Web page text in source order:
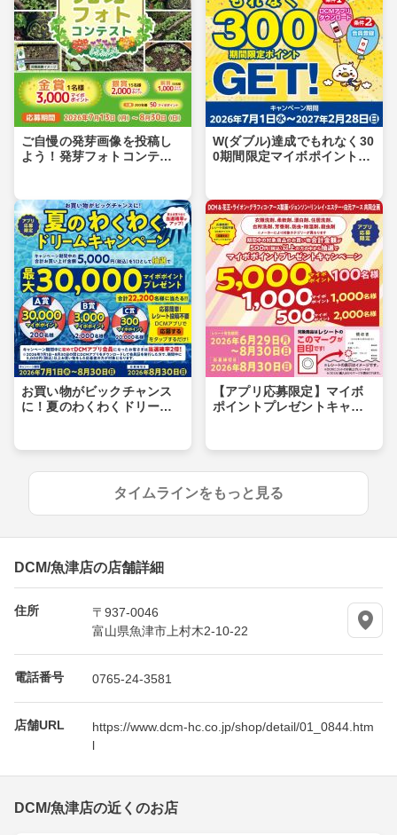
ご自慢の発芽画像を投稿し
よう！発芽フォトコンテス
W(ダブル)達成でもれなく30
0期間限定マイボポイントG
お買い物がビックチャンス
に！夏のわくわくドリーム
【アプリ応募限定】マイボ
ポイントプレゼントキャン
タイムラインをもっと見る
DCM/魚津店の店舗詳細
住所
〒937-0046
富山県魚津市上村木2-10-22
電話番号 0765-24-3581
店舗URL
https://www.dcm-hc.co.jp/shop/detail/01_0844.htm
l
DCM/魚津店の近くのお店